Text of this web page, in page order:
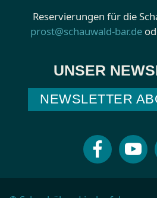
Reservierungen für die
prost@schauwald-bar.de
UNSER
NEWSLETTER